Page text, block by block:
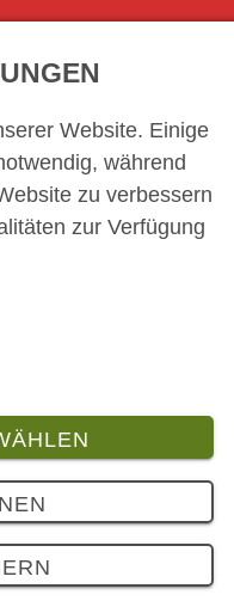
Website. Einige
während
zu verbessern
zur Verfügung